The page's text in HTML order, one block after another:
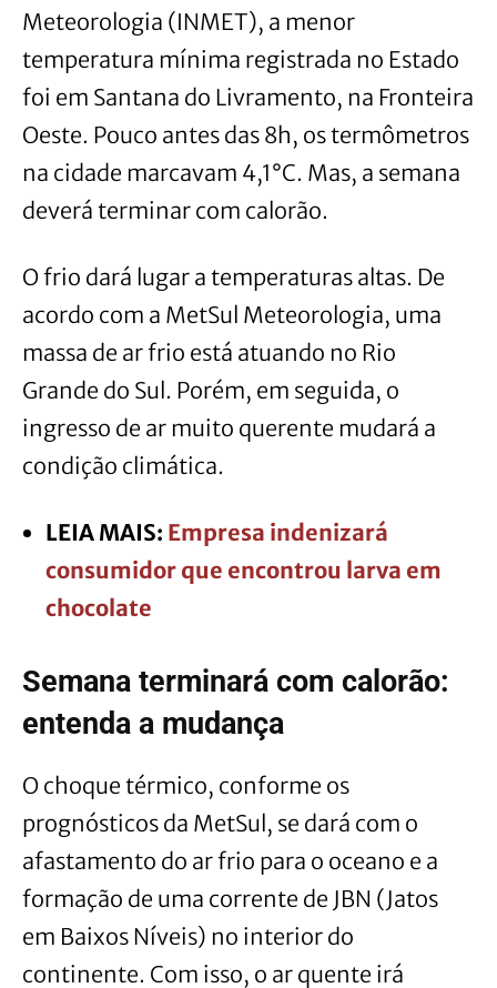
Meteorologia (INMET), a menor
temperatura mínima registrada no Estado
foi em Santana do Livramento, na Fronteira
Oeste. Pouco antes das 8h, os termômetros
na cidade marcavam 4,1°C. Mas, a semana
deverá terminar com calorão.
O frio dará lugar a temperaturas altas. De
acordo com a MetSul Meteorologia, uma
massa de ar frio está atuando no Rio
Grande do Sul. Porém, em seguida, o
ingresso de ar muito querente mudará a
condição climática.
LEIA MAIS: Empresa indenizará
consumidor que encontrou larva em
chocolate
Semana terminará com calorão:
entenda a mudança
O choque térmico, conforme os
prognósticos da MetSul, se dará com o
afastamento do ar frio para o oceano e a
formação de uma corrente de JBN (Jatos
em Baixos Níveis) no interior do
continente. Com isso, o ar quente irá